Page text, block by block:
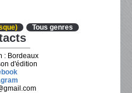
Tous genres
: Bordeaux
d'édition